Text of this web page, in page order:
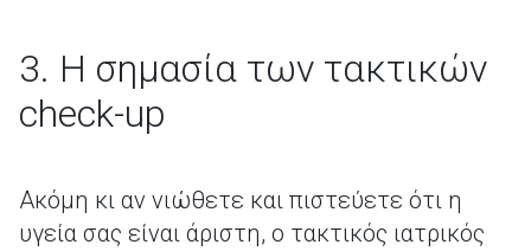
3. Η σημασία των τακτικών
check-up
Ακόμη κι αν νιώθετε και πιστεύετε ότι η
υγεία σας είναι άριστη, ο τακτικός ιατρικός